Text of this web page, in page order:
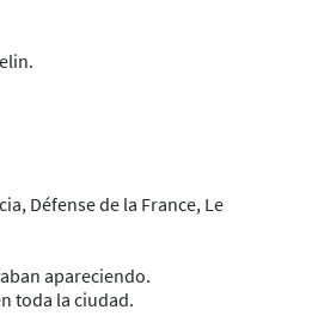
Défense de la France, Le
apareciendo.
toda la ciudad.